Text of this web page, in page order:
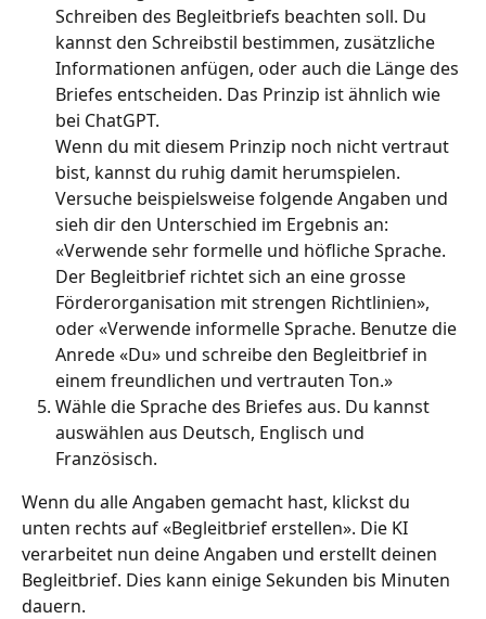
Schreiben des Begleitbriefs beachten soll. Du
kannst den Schreibstil bestimmen, zusätzliche
Informationen anfügen, oder auch die Länge des
Briefes entscheiden. Das Prinzip ist ähnlich wie
bei ChatGPT.
Wenn du mit diesem Prinzip noch nicht vertraut
bist, kannst du ruhig damit herumspielen.
Versuche beispielsweise folgende Angaben und
sieh dir den Unterschied im Ergebnis an:
«Verwende sehr formelle und höfliche Sprache.
Der Begleitbrief richtet sich an eine grosse
Förderorganisation mit strengen Richtlinien»,
oder «Verwende informelle Sprache. Benutze die
Anrede «Du» und schreibe den Begleitbrief in
einem freundlichen und vertrauten Ton.»
Wähle die Sprache des Briefes aus. Du kannst
auswählen aus Deutsch, Englisch und
Französisch.
Wenn du alle Angaben gemacht hast, klickst du
unten rechts auf «Begleitbrief erstellen». Die KI
verarbeitet nun deine Angaben und erstellt deinen
Begleitbrief. Dies kann einige Sekunden bis Minuten
dauern.